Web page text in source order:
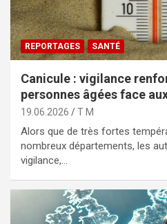
REPORTAGES SANTÉ
Canicule : vigilance
personnes âgées face
19.06.2026 T M
Alors que de très fortes
nombreux départements, les
vigilance,…